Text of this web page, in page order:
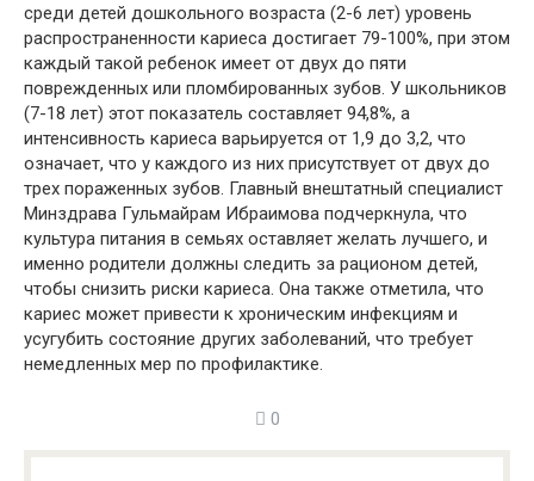
среди детей дошкольного возраста (2-6 лет) уровень
распространенности кариеса достигает 79-100%, при этом
каждый такой ребенок имеет от двух до пяти
поврежденных или пломбированных зубов. У школьников
(7-18 лет) этот показатель составляет 94,8%, а
интенсивность кариеса варьируется от 1,9 до 3,2, что
означает, что у каждого из них присутствует от двух до
трех пораженных зубов. Главный внештатный специалист
Минздрава Гульмайрам Ибраимова подчеркнула, что
культура питания в семьях оставляет желать лучшего, и
именно родители должны следить за рационом детей,
чтобы снизить риски кариеса. Она также отметила, что
кариес может привести к хроническим инфекциям и
усугубить состояние других заболеваний, что требует
немедленных мер по профилактике.
0